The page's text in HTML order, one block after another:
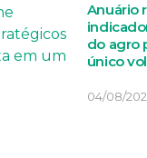
Anuário
do agro
único
04/08/